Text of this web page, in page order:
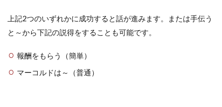
上記2つのいずれかに成功すると話が進みます。または手伝う
と～から下記の説得をすることも可能です。
報酬をもらう（簡単）
マーコルドは～（普通）